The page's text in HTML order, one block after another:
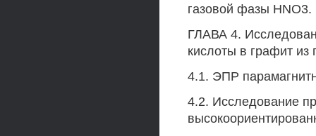
газовой фазы HNО3.
ГЛАВА 4.
кислоты в графит
4.1. ЭПР
4.2. Исследование